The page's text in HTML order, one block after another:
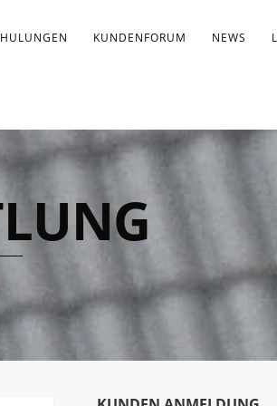
KUNDENFORUM NEWS